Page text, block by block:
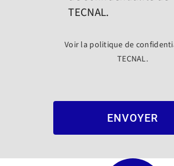
TECNAL.
Voir la politique de
TECNAL.
ENVOYER